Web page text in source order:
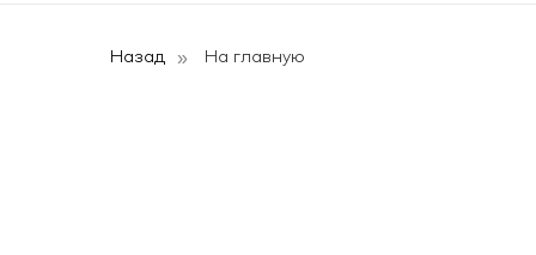
Назад » На главную